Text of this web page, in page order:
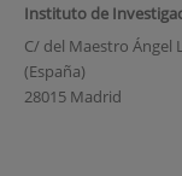
Instituto de
C/ del Maestro Ángel
(España)
28015 Madrid